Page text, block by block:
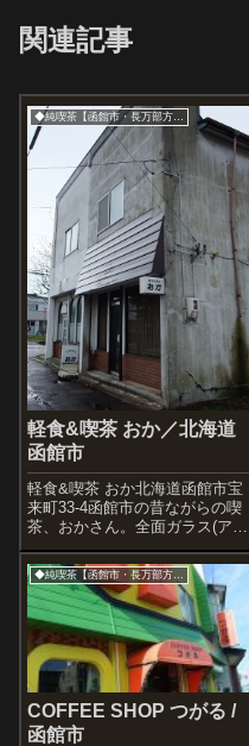
関連記事
軽食&喫茶 おか／北海道
函館市
軽食&喫茶 おか北海道函館市宝
来町33-4函館市の昔ながらの喫
茶、おかさん。全面ガラス(アク
リルかも)ドアを開けて昼食に近
い朝食を。店内は壁や天井のク
ロスも良き時代を感じさせるモ
ダン系の柄です。緑のフロアカ
ーペットや壁掛けにされたパイ
オニア...
COFFEE SHOP つがる /
函館市